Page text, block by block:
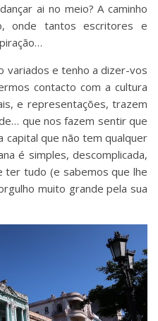
ai no meio? A caminho
onde tantos escritores e
variados e tenho a dizer-vos
contacto com a cultura
e representações, trazem
que nos fazem sentir que
capital que não tem qualquer
é simples, descomplicada,
ter tudo (e sabemos que lhe
muito grande pela sua